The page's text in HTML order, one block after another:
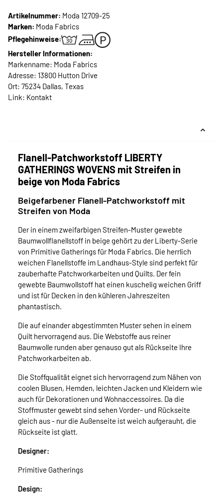
Artikelnummer: Moda 12709-25
Marken: Moda Fabrics
Pflegehinweise:
Hersteller Informationen:
Markenname: Moda Fabrics
Adresse: 13800 Hutton Drive
Ort: 75234 Dallas, Texas
Link: Kontakt
Flanell-Patchworkstoff LIBERTY
GATHERINGS WOVENS mit Streifen in
beige von Moda Fabrics
Beigefarbener Flanell-Patchworkstoff mit
Streifen von Moda
Der in einem zweifarbigen Streifen-Muster gewebte
Baumwollflanellstoff in beige gehört zu der Liberty-Serie
von Primitive Gatherings für Moda Fabrics. Die herrlich
weichen Flanellstoffe im Landhaus-Style sind perfekt für
zauberhafte Patchworkarbeiten und Quilts. Der fein
gewebte Baumwollstoff hat einen kuschelig weichen Griff
und ist für Decken in den kühleren Jahreszeiten
phantastisch.
Die auf einander abgestimmten Muster sehen in einem
Quilt hervorragend aus. Die Webstoffe aus reiner
Baumwolle runden aber genauso gut als Rückseite Ihre
Patchworkarbeiten ab.
Die Stoffqualität eignet sich hervorragend zum Nähen von
coolen Blusen, Hemden, leichten Jacken und Kleidern wie
auch für Dekorationen und Wohnaccessoires. Da die
Stoffmuster gewebt sind sehen Vorder- und Rückseite
gleich aus - nur die Außenseite ist weich aufgerauht, die
Rückseite ist glatt.
Designer:
Primitive Gatherings
Design: